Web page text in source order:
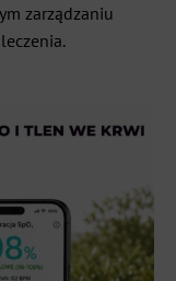
zarządzaniu